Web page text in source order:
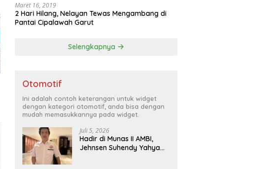
Maret 16, 2019
2 Hari Hilang, Nelayan Tewas Mengambang di
Pantai Cipalawah Garut
Selengkapnya
Otomotif
Ini adalah contoh keterangan untuk widget
dengan kategori otomotif, anda bisa dengan
mudah memasukkannya pada widget.
Juli 5, 2026
Hadir di Munas II AMBI,
Jehnsen Suhendy Yahya